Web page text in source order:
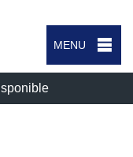
MENU